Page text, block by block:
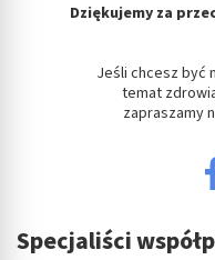
Dziękujemy za
Jeśli chcesz być
temat
zapraszamy
Specjaliści